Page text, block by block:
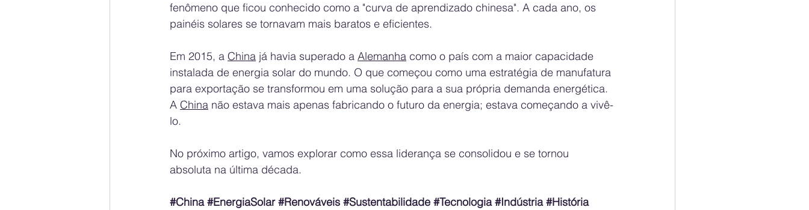
fenômeno que ficou conhecido como a "curva de aprendizado chinesa". A cada ano, os
painéis solares se tornavam mais baratos e eficientes.
Em 2015, a China já havia superado a Alemanha como o país com a maior capacidade
instalada de energia solar do mundo. O que começou como uma estratégia de manufatura
para exportação se transformou em uma solução para a sua própria demanda energética.
A China não estava mais apenas fabricando o futuro da energia; estava começando a vivê-
lo.
No próximo artigo, vamos explorar como essa liderança se consolidou e se tornou
absoluta na última década.
#China #EnergiaSolar #Renováveis #Sustentabilidade #Tecnologia #Indústria #História